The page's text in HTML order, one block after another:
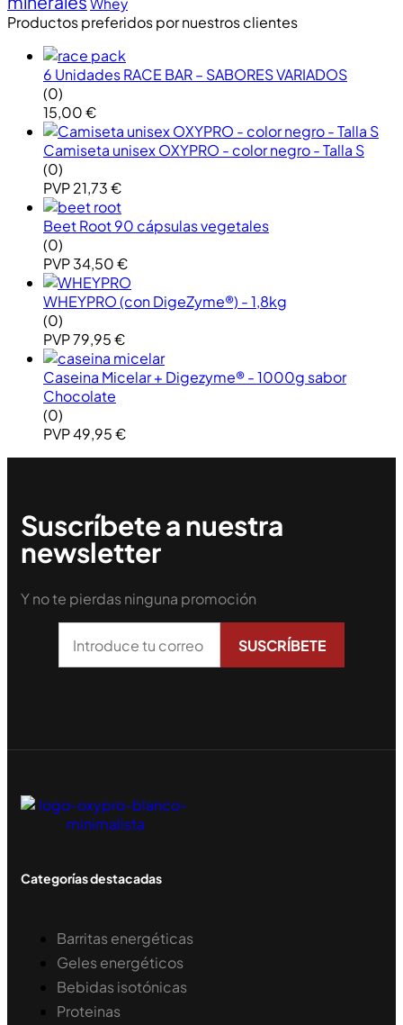
Productos preferidos por nuestros clientes
6 Unidades RACE BAR – SABORES VARIADOS
(0)
15,00€
Camiseta unisex OXYPRO - color negro - Talla S
(0)
PVP21,73€
Beet Root 90 cápsulas vegetales
(0)
PVP34,50€
WHEYPRO (con DigeZyme®) - 1,8kg
(0)
PVP79,95€
Caseina Micelar + Digezyme® - 1000g sabor
Chocolate
(0)
PVP49,95€
Suscríbete a nuestra
newsletter
Y no te pierdas ninguna promoción
Categorías destacadas
Barritas energéticas
Geles energéticos
Bebidas isotónicas
Proteinas